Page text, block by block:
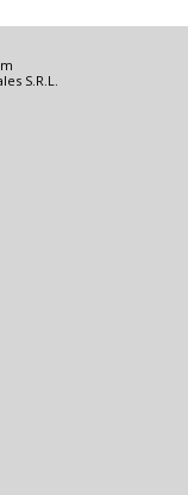
S.R.L.